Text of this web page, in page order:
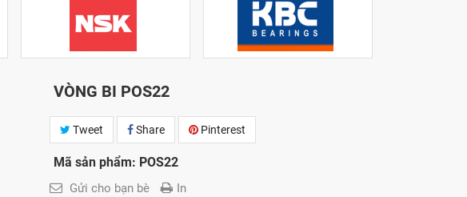
VÒNG BI POS22
Tweet Share Pinterest
Mã sản phẩm: POS22
Gửi cho bạn bè In